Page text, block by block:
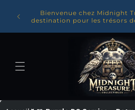
Ignorer et
passer au
✨Entrez dans l'univers de
% offerts sur votre première
code